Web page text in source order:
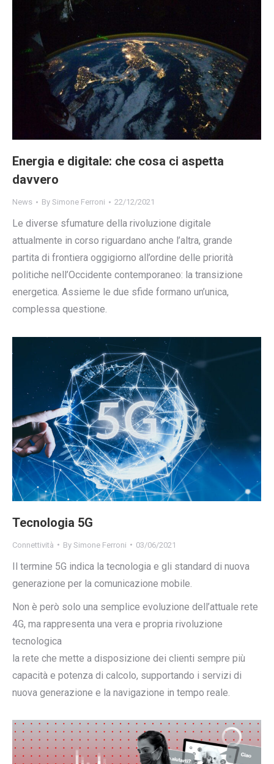
Energia e digitale: che cosa ci aspetta
davvero
News By Simone Ferroni 22/12/2021
Le diverse sfumature della rivoluzione digitale
attualmente in corso riguardano anche l’altra, grande
partita di frontiera oggigiorno all’ordine delle priorità
politiche nell’Occidente contemporaneo: la transizione
energetica. Assieme le due sfide formano un’unica,
complessa questione.
Tecnologia 5G
Connettività By Simone Ferroni 03/06/2021
Il termine 5G indica la tecnologia e gli standard di nuova
generazione per la comunicazione mobile.
Non è però solo una semplice evoluzione dell’attuale rete
4G, ma rappresenta una vera e propria rivoluzione
tecnologica
la rete che mette a disposizione dei clienti sempre più
capacità e potenza di calcolo, supportando i servizi di
nuova generazione e la navigazione in tempo reale.